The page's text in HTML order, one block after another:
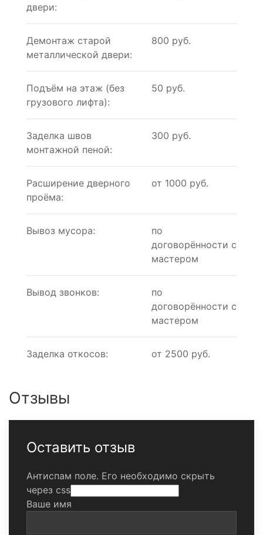
двери:
Демонтаж старой
металлической двери:
800 руб.
Подъём на этаж (без
грузового лифта):
50 руб.
Заделка швов
монтажной пеной:
300 руб.
Расширение дверного
проёма:
от 1000 руб.
Вывоз мусора:
по
договорённости с
мастером
Вывод звонков:
по
договорённости с
мастером
Заделка откосов: от 2500 руб.
Отзывы
Оставить отзыв
Антиспам поле. Его необходимо скрыть
через css
Ваше имя